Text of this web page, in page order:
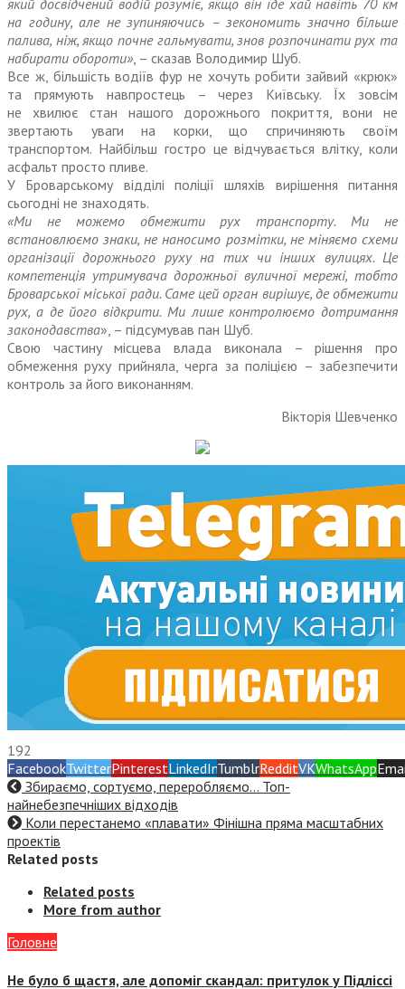
який досвідчений водій розуміє, якщо він їде хай навіть 70 км
на годину, але не зупиняючись – зекономить значно більше
палива, ніж, якщо почне гальмувати, знов розпочинати рух та
набирати обороти», – сказав Володимир Шуб.
Все ж, більшість водіїв фур не хочуть робити зайвий «крюк»
та прямують навпростець – через Київську. Їх зовсім
не хвилює стан нашого дорожнього покриття, вони не
звертають уваги на корки, що спричиняють своїм
транспортом. Найбільш гостро це відчувається влітку, коли
асфальт просто пливе.
У Броварському відділі поліції шляхів вирішення питання
сьогодні не знаходять.
«Ми не можемо обмежити рух транс­порту. Ми не
встановлюємо знаки, не наносимо розмітки, не міняємо схеми
організації дорожнього руху на тих чи інших вулицях. Це
компетенція утримувача дорожньої вуличної мережі, тобто
Броварської міської ради. Саме цей орган вирішує, де обмежити
рух, а де його відкрити. Ми лише контролюємо дотримання
законодавства», – підсумував пан Шуб.
Свою частину місцева влада виконала – рішення про
обмеження руху прийняла, черга за поліцією – забезпечити
контроль за його виконанням.
Вікторія Шевченко
192
FacebookTwitterPinterestLinkedInTumblrRedditVKWhatsApp
Збираємо, сортуємо, переробляємо… Топ-
найнебезпечніших відходів
Коли перестанемо «плавати» Фінішна пряма масштабних
проектів
Related posts
Related posts
More from author
Головне
Не було б щастя, але допоміг скандал: притулок у Підліссі